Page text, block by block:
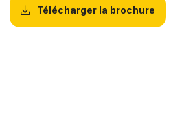
Télécharger la brochure